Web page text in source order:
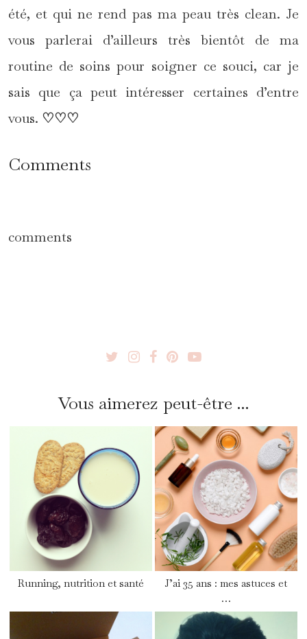
été, et qui ne rend pas ma peau très clean. Je
vous parlerai d’ailleurs très bientôt de ma
routine de soins pour soigner ce souci, car je
sais que ça peut intéresser certaines d’entre
vous. ♡♡♡
Comments
comments
Vous aimerez peut-être ...
Running, nutrition et santé
J’ai 35 ans : mes astuces et
…